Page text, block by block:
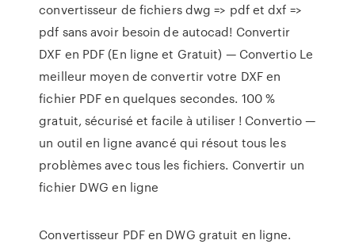
convertisseur de fichiers dwg => pdf et dxf =>
pdf sans avoir besoin de autocad! Convertir
DXF en PDF (En ligne et Gratuit) — Convertio Le
meilleur moyen de convertir votre DXF en
fichier PDF en quelques secondes. 100 %
gratuit, sécurisé et facile à utiliser ! Convertio —
un outil en ligne avancé qui résout tous les
problèmes avec tous les fichiers. Convertir un
fichier DWG en ligne
Convertisseur PDF en DWG gratuit en ligne.